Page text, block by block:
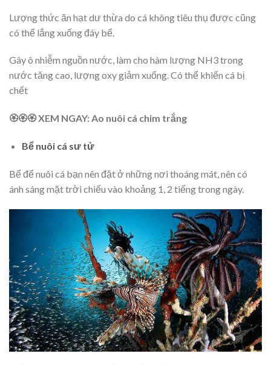
Lượng thức ăn hạt dư thừa do cá không tiêu thụ được cũng
có thể lắng xuống đáy bể.
Gây ô nhiễm nguồn nước, làm cho hàm lượng NH3 trong
nước tăng cao, lượng oxy giảm xuống. Có thể khiến cá bị
chết
🏵️🏵️🏵️ XEM NGAY: Ao nuôi cá chim trắng
Bể nuôi cá sư tử
Bể để nuôi cá bạn nên đặt ở những nơi thoáng mát, nên có
ánh sáng mặt trời chiếu vào khoảng 1, 2 tiếng trong ngày.